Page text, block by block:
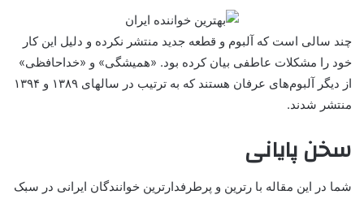
چند سالی است که آلبوم و قطعه جدید منتشر نکرده و دلیل این کار
خود را مشکلات عاطفی بیان کرده بود. «همیشگی» و «خداحافظی»
از دیگر آلبوم‌های عرفان هستند که به ترتیب در سالهای ۱۳۸۹ و ۱۳۹۴
منتشر شدند.
سخن پایانی
شما در این مقاله با رترین و پرطرفدارترین خوانندگان ایرانی در سبک